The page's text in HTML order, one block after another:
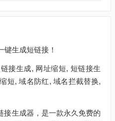
键生成短链接！
接生成, 网址缩短, 短链接生
短, 域名防红, 域名拦截替换,
接生成器，是一款永久免费的